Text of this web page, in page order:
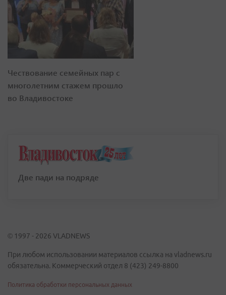
Чествование семейных пар с
многолетним стажем прошло
во Владивостоке
Две пади на подряде
© 1997 - 2026 VLADNEWS
При любом использовании материалов ссылка на vladnews.ru
обязательна. Коммерческий отдел 8 (423) 249-8800
Политика обработки персональных данных